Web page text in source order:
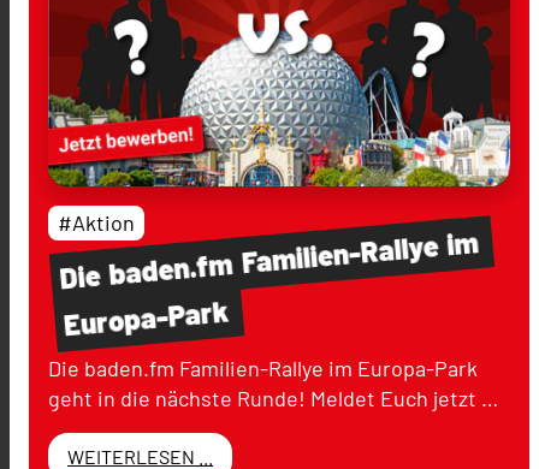
Diebaden.fmFamilien-Rallyeim
Europa-Park
#Aktion
Die baden.fm Familien-Rallye im Europa-Park
geht in die nächste Runde! Meldet Euch jetzt …
WEITERLESEN ...